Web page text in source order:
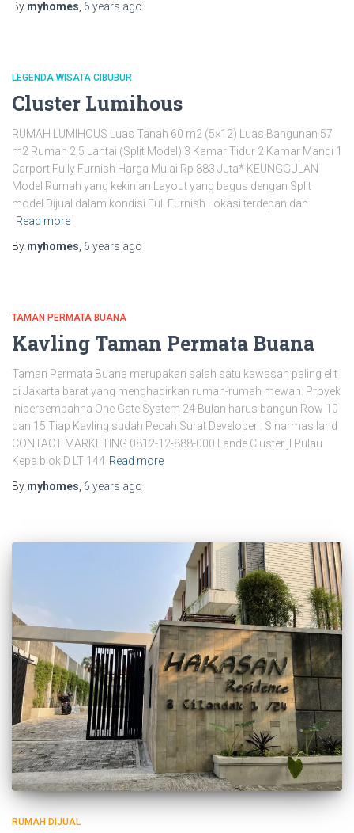
By myhomes 6 years ago
LEGENDA WISATA CIBUBUR
Cluster Lumihous
RUMAH LUMIHOUS Luas Tanah 60 m2 (5×12) Luas Bangunan 57
m2 Rumah 2,5 Lantai (Split Model) 3 Kamar Tidur 2 Kamar Mandi 1
Carport Fully Furnish Harga Mulai Rp 883 Juta* KEUNGGULAN
Model Rumah yang kekinian Layout yang bagus dengan Split
model Dijual dalam kondisi Full Furnish Lokasi terdepan dan
Read more
By myhomes 6 years ago
TAMAN PERMATA BUANA
Kavling Taman Permata Buana
Taman Permata Buana merupakan salah satu kawasan paling elit
di Jakarta barat yang menghadirkan rumah-rumah mewah. Proyek
inipersembahna One Gate System 24 Bulan harus bangun Row 10
dan 15 Tiap Kavling sudah Pecah Surat Developer : Sinarmas land
CONTACT MARKETING 0812-12-888-000 Lande Cluster jl Pulau
Kepa blok D LT 144 Read more
By myhomes 6 years ago
RUMAH DIJUAL